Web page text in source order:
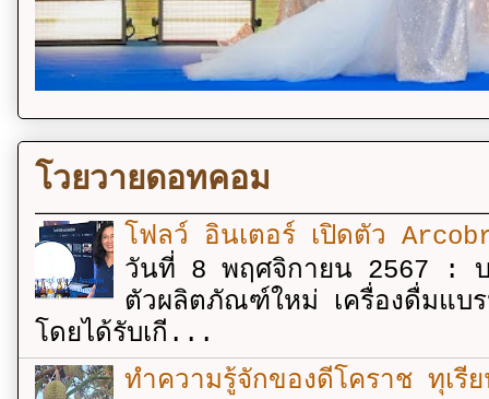
โวยวายดอทคอม
โฟลว์ อินเตอร์ เปิดตัว
วันที่ 8 พฤศจิกายน 2567 : บ
ตัวผลิตภัณฑ์ใหม่ เครื่องดื่มแบ
โดยได้รับเกี...
ทำความรู้จักของดีโคราช ทุเรี